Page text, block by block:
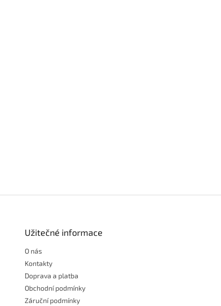
Užitečné informace
O nás
Kontakty
Doprava a platba
Obchodní podmínky
Záruční podmínky